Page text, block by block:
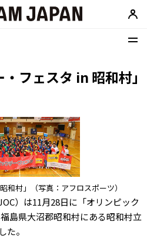
・フェスタ in 昭和村」
和村」（写真：アフロスポーツ）
）は11月28日に「オリンピック
島県大沼郡昭和村にある昭和村立
た。